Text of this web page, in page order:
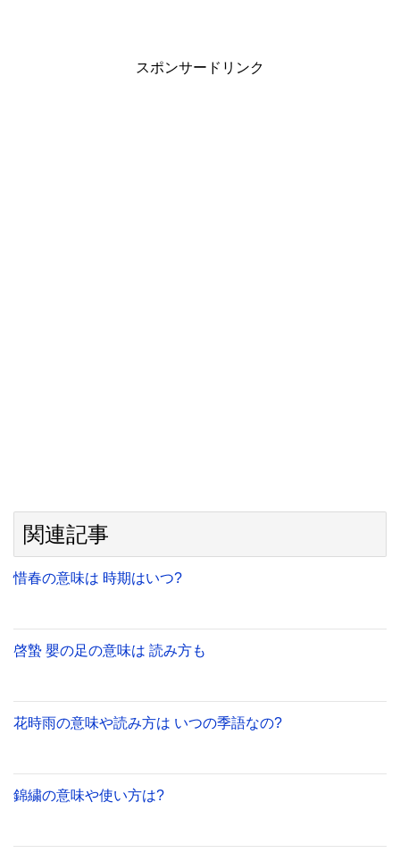
スポンサードリンク
関連記事
惜春の意味は 時期はいつ?
啓蟄 嬰の足の意味は 読み方も
花時雨の意味や読み方は いつの季語なの?
錦繍の意味や使い方は?